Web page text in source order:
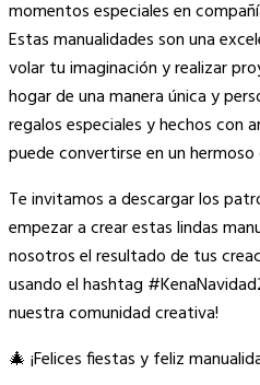
momentos especiales en
Estas manualidades son una
volar tu imaginación y realizar
hogar de una manera única y
regalos especiales y hechos con
puede convertirse en un hermoso
Te invitamos a descargar los
empezar a crear estas lindas
nosotros el resultado de tus
usando el hashtag
nuestra comunidad creativa!
🎄 ¡Felices fiestas y feliz